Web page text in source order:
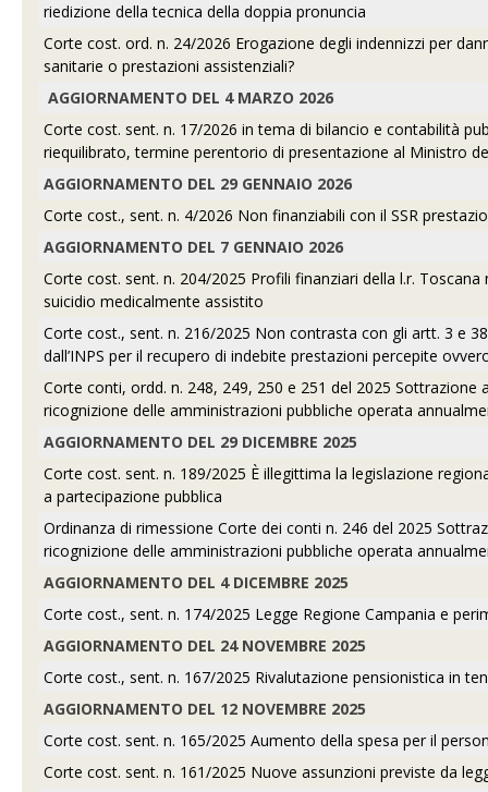
riedizione della tecnica della doppia pronuncia
Corte cost. ord. n. 24/2026 Erogazione degli indennizzi per
sanitarie o prestazioni assistenziali?
AGGIORNAMENTO DEL 4 MARZO 2026
Corte cost. sent. n. 17/2026 in tema di bilancio e contabilità
riequilibrato, termine perentorio di presentazione al Ministro
AGGIORNAMENTO DEL 29 GENNAIO 2026
Corte cost., sent. n. 4/2026 Non finanziabili con il SSR
AGGIORNAMENTO DEL 7 GENNAIO 2026
Corte cost. sent. n. 204/2025 Profili finanziari della l.r.
suicidio medicalmente assistito
Corte cost., sent. n. 216/2025 Non contrasta con gli artt. 3 e
dall’INPS per il recupero di indebite prestazioni percepite
Corte conti, ordd. n. 248, 249, 250 e 251 del 2025
ricognizione delle amministrazioni pubbliche operata
AGGIORNAMENTO DEL 29 DICEMBRE 2025
Corte cost. sent. n. 189/2025 È illegittima la legislazione
a partecipazione pubblica
Ordinanza di rimessione Corte dei conti n. 246 del 2025
ricognizione delle amministrazioni pubbliche operata
AGGIORNAMENTO DEL 4 DICEMBRE 2025
Corte cost., sent. n. 174/2025 Legge Regione Campania e
AGGIORNAMENTO DEL 24 NOVEMBRE 2025
Corte cost., sent. n. 167/2025 Rivalutazione pensionistica in
AGGIORNAMENTO DEL 12 NOVEMBRE 2025
Corte cost. sent. n. 165/2025 Aumento della spesa per il
Corte cost. sent. n. 161/2025 Nuove assunzioni previste da